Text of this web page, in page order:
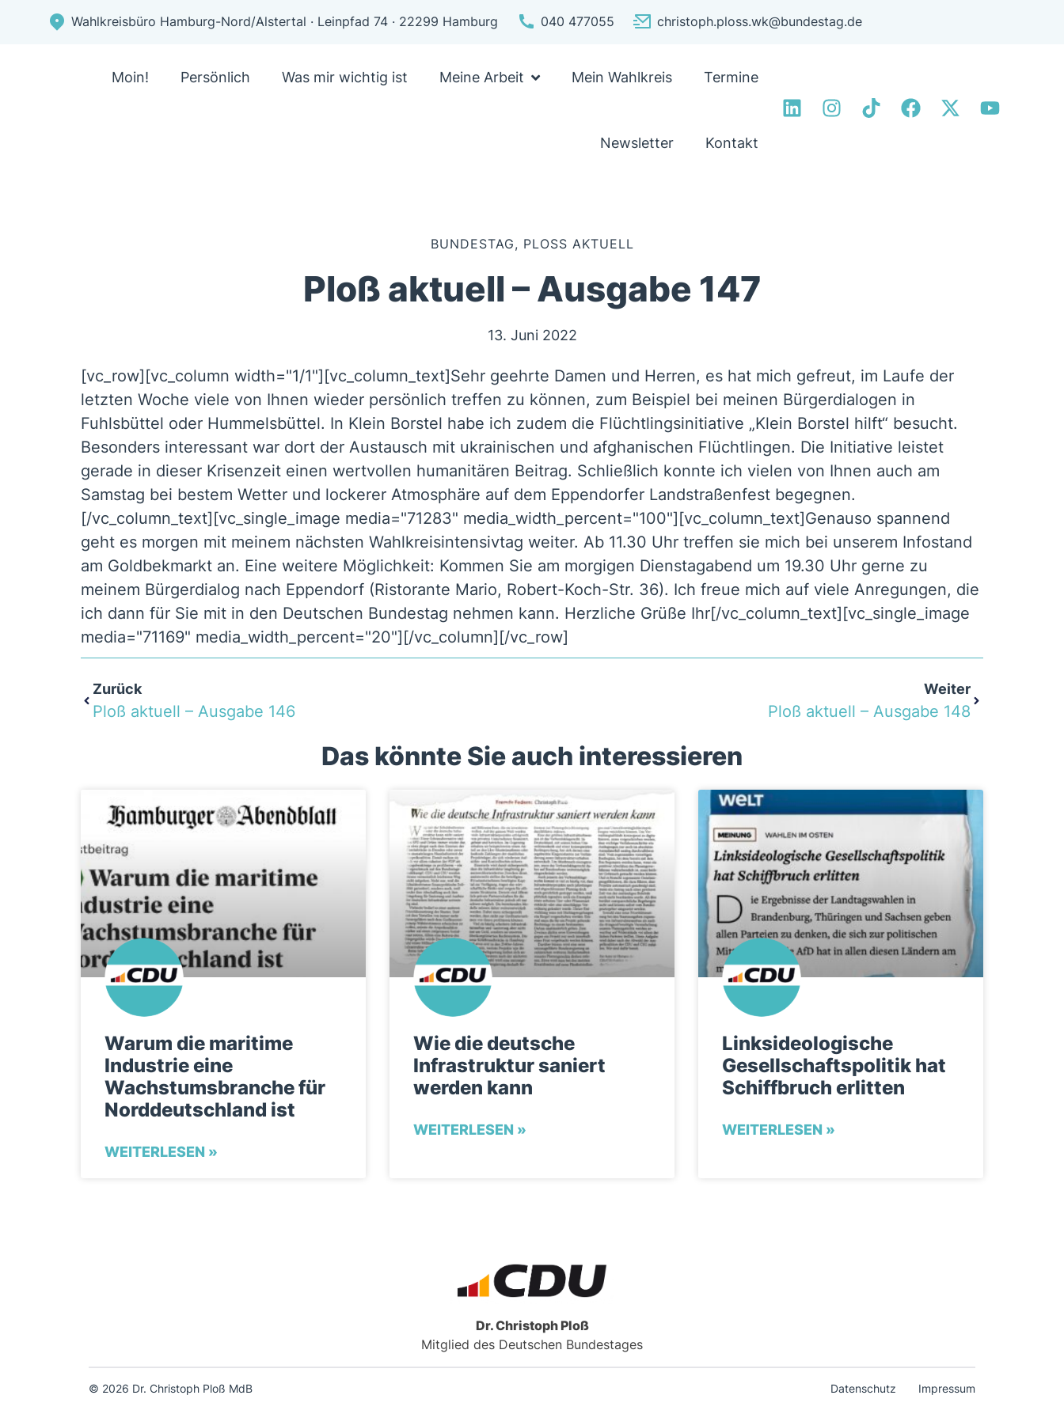
Wahlkreisbüro Hamburg-Nord/Alstertal · Leinpfad 74 · 22299 Hamburg 040 477055 christoph.ploss.wk@bundestag.de
Moin! Persönlich Was mir wichtig ist Meine Arbeit Mein Wahlkreis Termine
Newsletter Kontakt
BUNDESTAG, PLOSS AKTUELL
Ploß aktuell – Ausgabe 147
13. Juni 2022
[vc_row][vc_column width="1/1"][vc_column_text]Sehr geehrte Damen und Herren, es hat mich gefreut, im Laufe der
letzten Woche viele von Ihnen wieder persönlich treffen zu können, zum Beispiel bei meinen Bürgerdialogen in
Fuhlsbüttel oder Hummelsbüttel. In Klein Borstel habe ich zudem die Flüchtlingsinitiative „Klein Borstel hilft“ besucht.
Besonders interessant war dort der Austausch mit ukrainischen und afghanischen Flüchtlingen. Die Initiative leistet
gerade in dieser Krisenzeit einen wertvollen humanitären Beitrag. Schließlich konnte ich vielen von Ihnen auch am
Samstag bei bestem Wetter und lockerer Atmosphäre auf dem Eppendorfer Landstraßenfest begegnen.
[/vc_column_text][vc_single_image media="71283" media_width_percent="100"][vc_column_text]Genauso spannend
geht es morgen mit meinem nächsten Wahlkreisintensivtag weiter. Ab 11.30 Uhr treffen sie mich bei unserem Infostand
am Goldbekmarkt an. Eine weitere Möglichkeit: Kommen Sie am morgigen Dienstagabend um 19.30 Uhr gerne zu
meinem Bürgerdialog nach Eppendorf (Ristorante Mario, Robert-Koch-Str. 36). Ich freue mich auf viele Anregungen, die
ich dann für Sie mit in den Deutschen Bundestag nehmen kann. Herzliche Grüße Ihr[/vc_column_text][vc_single_image
media="71169" media_width_percent="20"][/vc_column][/vc_row]
Zurück
Ploß aktuell – Ausgabe 146
Weiter
Ploß aktuell – Ausgabe 148
Das könnte Sie auch interessieren
Warum die maritime
Industrie eine
Wachstumsbranche für
Norddeutschland ist
WEITERLESEN »
Wie die deutsche
Infrastruktur saniert
werden kann
WEITERLESEN »
Linksideologische
Gesellschaftspolitik hat
Schiffbruch erlitten
WEITERLESEN »
Dr. Christoph Ploß
Mitglied des Deutschen Bundestages
© 2026 Dr. Christoph Ploß MdB Datenschutz Impressum